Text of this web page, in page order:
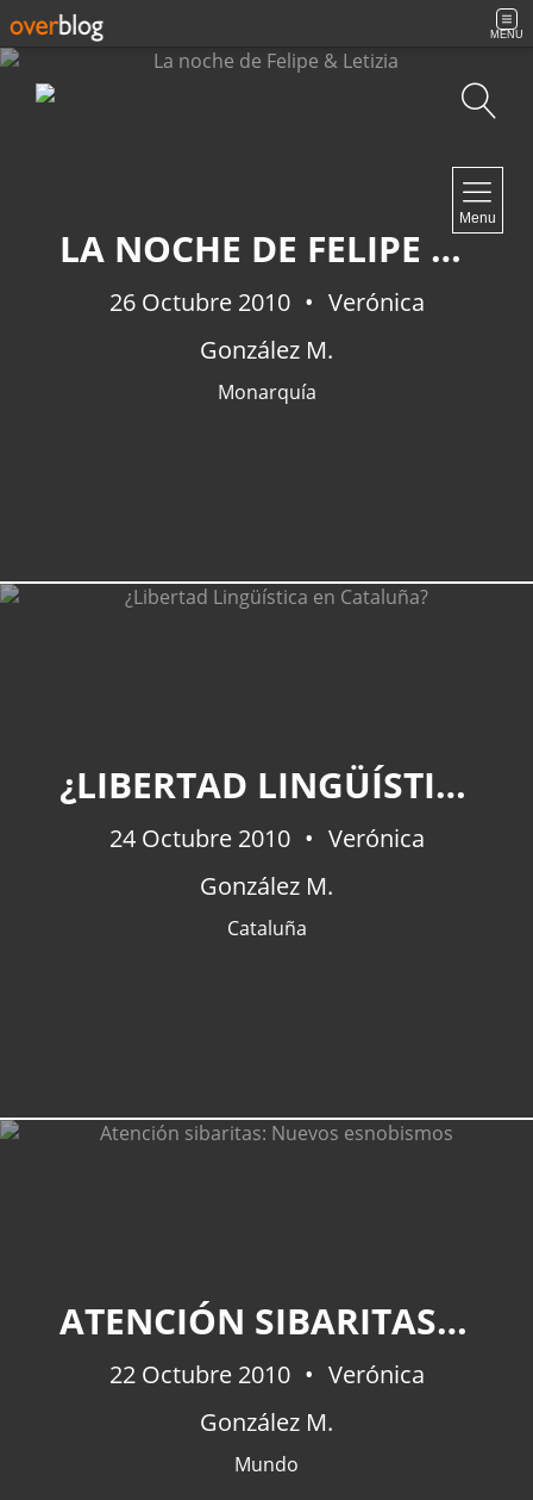
MENU
Menu
LA NOCHE DE FELIPE & LETIZIA
26 Octubre 2010
Verónica
González M.
Monarquía
¿LIBERTAD LINGÜÍSTICA EN CATALUÑA?
24 Octubre 2010
Verónica
González M.
Cataluña
ATENCIÓN SIBARITAS: NUEVOS ESNOBISMOS
22 Octubre 2010
Verónica
González M.
Mundo
Contacto
NEWSLETTER
Actualidad (227)
Barcelona (47)
Europa(47)
Venezuela(43)